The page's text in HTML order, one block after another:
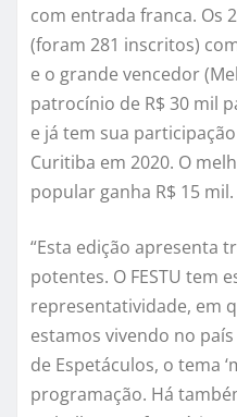
com entrada franca. Os
(foram 281 inscritos)
e o grande vencedor
patrocínio de R$ 30 mil
e já tem sua
Curitiba em 2020. O
popular ganha R$ 15 mil.
“Esta edição apresenta
potentes. O FESTU tem
representatividade, em
estamos vivendo no
de Espetáculos, o tema
programação. Há